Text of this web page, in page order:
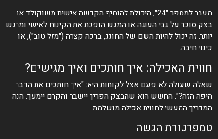
מעבר למספר "24", היכולת להוסיף הקדשה אישית משוקולד או
בצק סוכר על גבי העוגה או המגש הופכת את הקינוח לאישי ומרגש
יותר. זה יכול להיות השם של החוגג, ברכה קצרה ("מזל טוב"), או
כינוי חיבה.
חווית האכילה: איך חותכים ואיך מגישים?
שאלה שעולה לא פעם אצל לקוחות היא: "איך חותכים את הדבר
היפה הזה?". החשש הוא שהבצק הפריך יישבר והקרם יימעך. הנה
המדריך המעשי לחווית אכילה מושלמת.
טמפרטורת הגשה